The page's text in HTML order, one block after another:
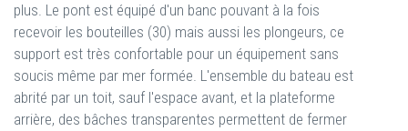
plus. Le pont est équipé d'un banc pouvant à la fois
recevoir les bouteilles (30) mais aussi les plongeurs, ce
support est très confortable pour un équipement sans
soucis même par mer formée. L'ensemble du bateau est
abrité par un toit, sauf l'espace avant, et la plateforme
arrière, des bâches transparentes permettent de fermer